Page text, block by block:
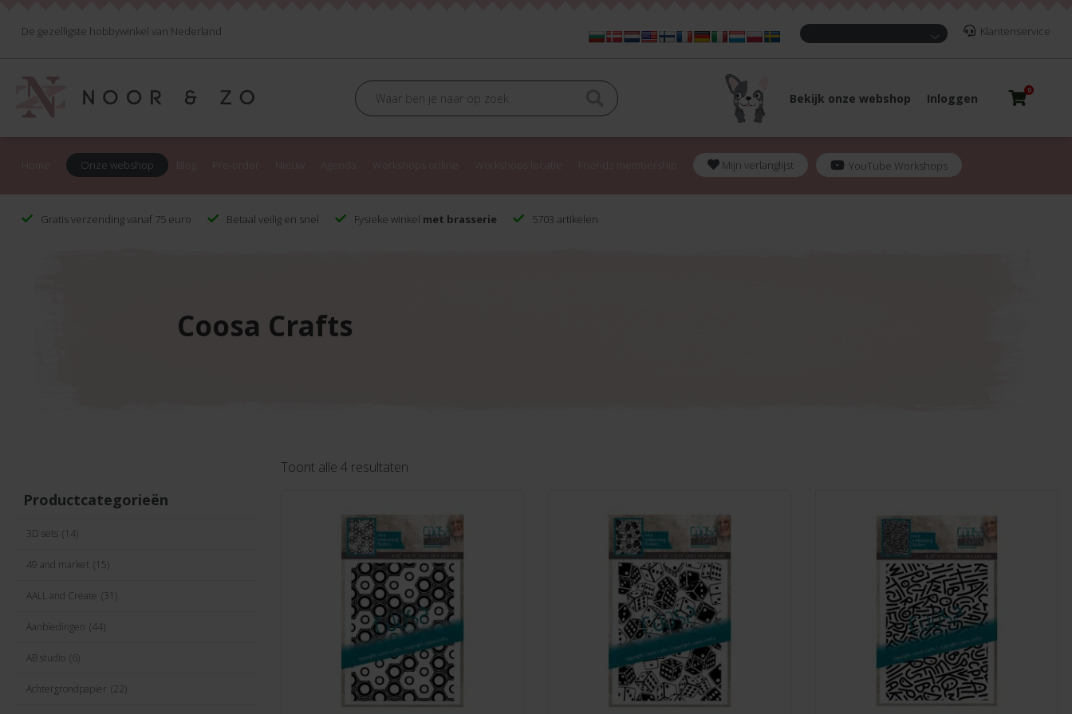
De gezelligste hobbywinkel van Nederland Klantenservice
Bekijk onze webshop Inloggen
0
Onze webshop Mijn verlanglijst YouTube Workshops
Gratis verzending vanaf 75 euro Betaal veilig en snel Fysieke winkel met brasserie 5703 artikelen
Coosa Crafts
Productcategorieën
3D sets (14)
49 and market (15)
AALL and Create (31)
Aanbiedingen (44)
AB studio (6)
Achtergrondpapier (22)
Toont alle 4 resultaten